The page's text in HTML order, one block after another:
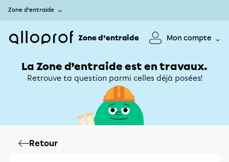
Zone d’entraide
Zone d’entraide Mon compte
La Zone d’entraide est en travaux.
Retrouve ta question parmi celles déjà posées!
Retour